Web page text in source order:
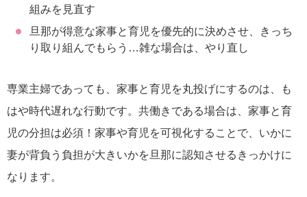
組みを見直す
旦那が得意な家事と育児を優先的に決めさせ、きっち
り取り組んでもらう…雑な場合は、やり直し
専業主婦であっても、家事と育児を丸投げにするのは、も
はや時代遅れな行動です。共働きである場合は、家事と育
児の分担は必須！家事や育児を可視化することで、いかに
妻が背負う負担が大きいかを旦那に認知させるきっかけに
なります。